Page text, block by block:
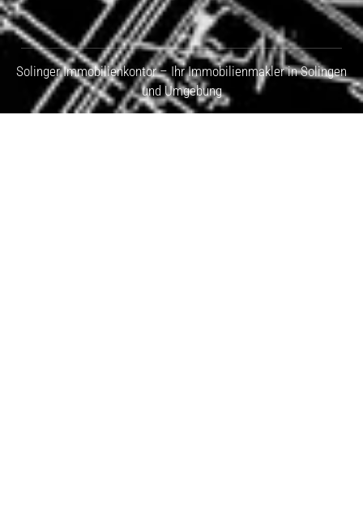
Solinger Immobilienkontor – Ihr Immobilienmakler in Solingen
und Umgebung